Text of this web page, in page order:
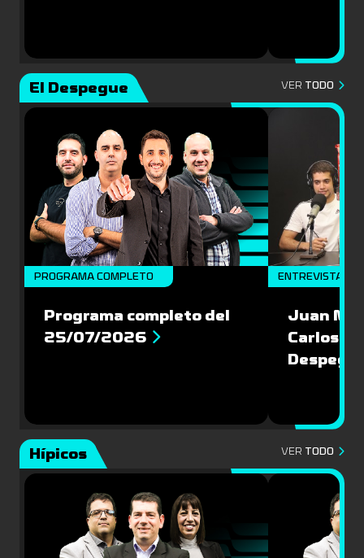
El Despegue VER TODO
PROGRAMA COMPLETO
Programa completo del
25/07/2026
ENTREVISTAS
Juan
Carlos
Hípicos VER TODO